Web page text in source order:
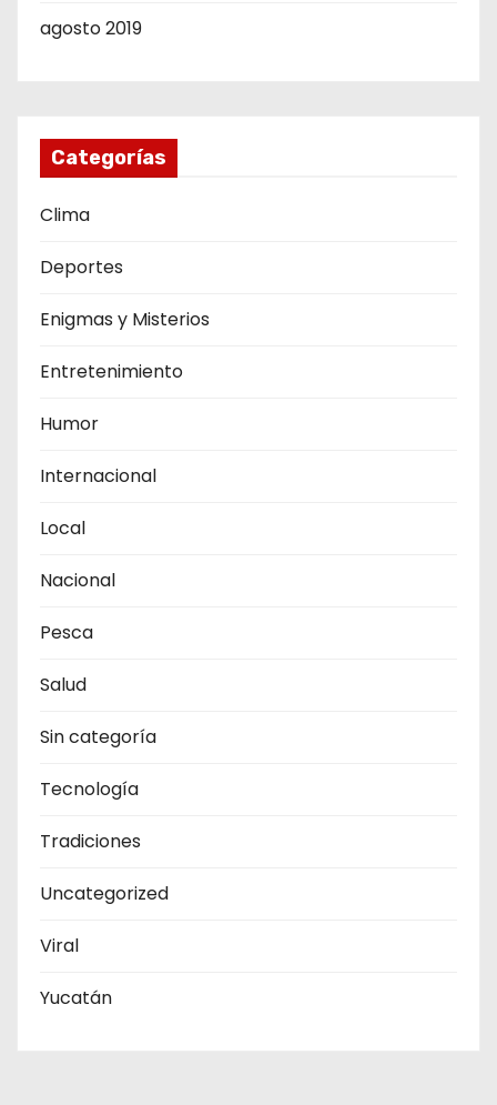
agosto 2019
Categorías
Clima
Deportes
Enigmas y Misterios
Entretenimiento
Humor
Internacional
Local
Nacional
Pesca
Salud
Sin categoría
Tecnología
Tradiciones
Uncategorized
Viral
Yucatán